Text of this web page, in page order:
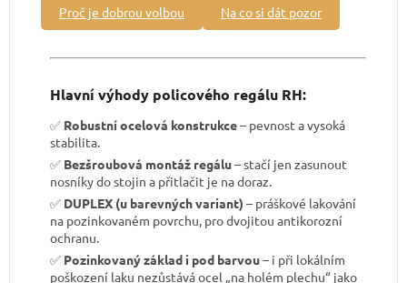
Proč je dobrou volbou Na co si dát pozor
Hlavní výhody policového regálu RH:
✅ Robustní ocelová konstrukce– pevnost a vysoká
stabilita.
✅ Bezšroubová montáž regálu– stačí jen zasunout
nosníky do stojin a přitlačit je na doraz.
✅ DUPLEX (u barevných variant) – práškové lakování
na pozinkovaném povrchu, pro dvojitou antikorozní
ochranu.
✅ Pozinkovaný základ i pod barvou– i při lokálním
poškození laku nezůstává ocel „na holém plechu“ jako